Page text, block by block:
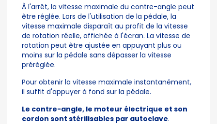
À l'arrêt, la vitesse maximale du contre-angle peut
être réglée. Lors de l'utilisation de la pédale, la
vitesse maximale disparaît au profit de la vitesse
de rotation réelle, affichée à l'écran. La vitesse de
rotation peut être ajustée en appuyant plus ou
moins sur la pédale sans dépasser la vitesse
préréglée.
Pour obtenir la vitesse maximale instantanément,
il suffit d'appuyer à fond sur la pédale.
Le contre-angle, le moteur électrique et son
cordon sont stérilisables par autoclave.